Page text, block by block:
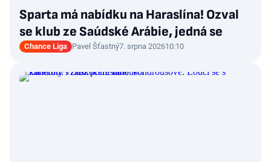
Sparta má nabídku na Haraslína! Ozval
se klub ze Saúdské Arábie, jedná se
Chance Liga Pavel Šťastný7. srpna 202610:10